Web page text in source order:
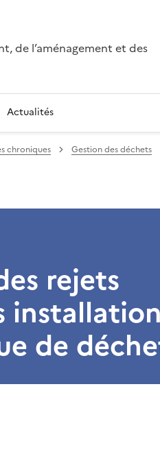
de l’aménagement et des
Actualités
chroniques Gestion des déchets
rejets
de